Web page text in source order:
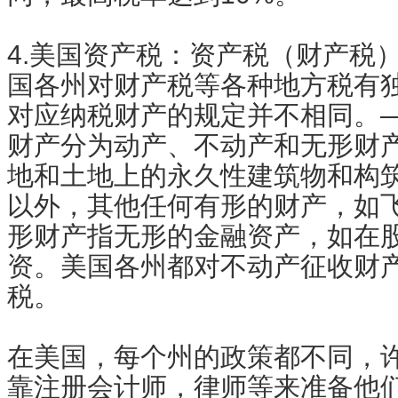
4.美国资产税：资产税（财产税
国各州对财产税等各种地方税有
对应纳税财产的规定并不相同
财产分为动产、不动产和无形财
地和土地上的永久性建筑物和构
以外，其他任何有形的财产，如
形财产指无形的金融资产，如在
资。美国各州都对不动产征收财
税。
在美国，每个州的政策都不同，
靠注册会计师，律师等来准备他